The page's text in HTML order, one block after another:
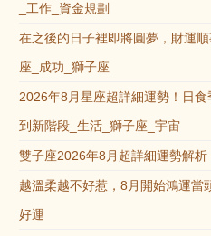
_工作_資金規劃
在之後的日子裡即將圓夢，財運
座_成功_獅子座
2026年8月星座超詳細運勢！日
到新階段_生活_獅子座_宇宙
雙子座2026年8月超詳細運勢解
越溫柔越不好惹，8月開始鴻運當
好運